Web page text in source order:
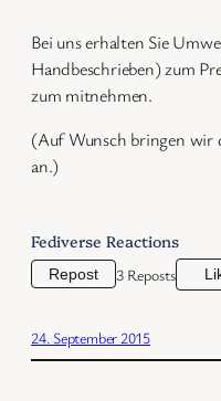
Bei uns erhalten Sie
Handbeschrieben) zum
zum mitnehmen.
(Auf Wunsch bringen wir
an.)
Fediverse Reactions
Repost 3 Reposts
24. September 2015